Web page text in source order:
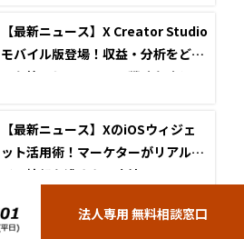
【最新ニュース】X Creator Studio
モバイル版登場！収益・分析をどこ
でも管理しコンテンツ戦略を強化
【最新ニュース】XのiOSウィジェ
ット活用術！マーケターがリアルタ
イム情報を逃さない方法
【最新ニュース】Xの「フォロー
法人専用 無料相談窓口